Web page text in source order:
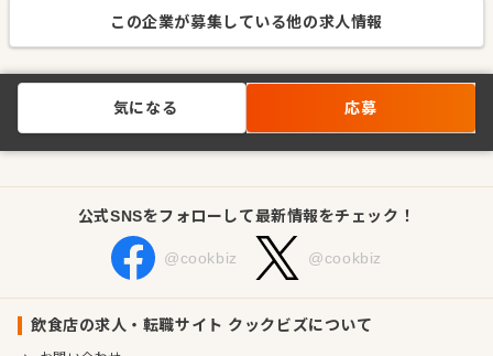
この企業が募集している他の求人情報
気になる 応募
公式SNSをフォローして最新情報をチェック！
@cookbiz @cookbiz
飲食店の求人・転職サイト クックビズについて